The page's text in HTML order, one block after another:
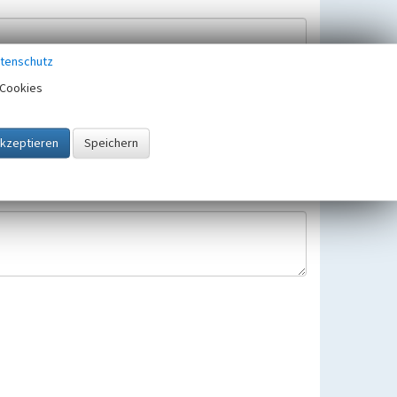
gespeichert und verwendet.
gültigen Europäischen